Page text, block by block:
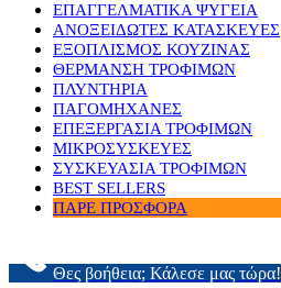
ΕΠΑΓΓΕΛΜΑΤΙΚΑ ΨΥΓΕΙΑ
ΑΝΟΞΕΙΔΩΤΕΣ ΚΑΤΑΣΚΕΥΕΣ
ΕΞΟΠΛΙΣΜΟΣ ΚΟΥΖΙΝΑΣ
ΘΕΡΜΑΝΣΗ ΤΡΟΦΙΜΩΝ
ΠΛΥΝΤΗΡΙΑ
ΠΑΓΟΜΗΧΑΝΕΣ
ΕΠΕΞΕΡΓΑΣΙΑ ΤΡΟΦΙΜΩΝ
ΜΙΚΡΟΣΥΣΚΕΥΕΣ
ΣΥΣΚΕΥΑΣΙΑ ΤΡΟΦΙΜΩΝ
BEST SELLERS
ΠΑΡΕ ΠΡΟΣΦΟΡΑ
Θες βοήθεια; Κάλεσε μας τώρα!